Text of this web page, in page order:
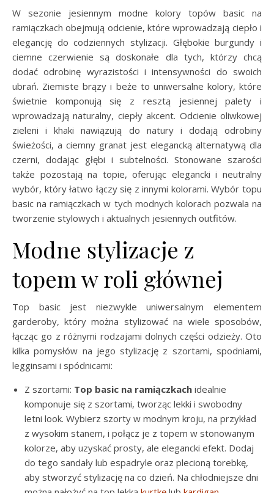
W sezonie jesiennym modne kolory topów basic na
ramiączkach obejmują odcienie, które wprowadzają ciepło i
elegancję do codziennych stylizacji. Głębokie burgundy i
ciemne czerwienie są doskonałe dla tych, którzy chcą
dodać odrobinę wyrazistości i intensywności do swoich
ubrań. Ziemiste brązy i beże to uniwersalne kolory, które
świetnie komponują się z resztą jesiennej palety i
wprowadzają naturalny, ciepły akcent. Odcienie oliwkowej
zieleni i khaki nawiązują do natury i dodają odrobiny
świeżości, a ciemny granat jest elegancką alternatywą dla
czerni, dodając głębi i subtelności. Stonowane szarości
także pozostają na topie, oferując elegancki i neutralny
wybór, który łatwo łączy się z innymi kolorami. Wybór topu
basic na ramiączkach w tych modnych kolorach pozwala na
tworzenie stylowych i aktualnych jesiennych outfitów.
Modne stylizacje z
topem w roli głównej
Top basic jest niezwykle uniwersalnym elementem
garderoby, który można stylizować na wiele sposobów,
łącząc go z różnymi rodzajami dolnych części odzieży. Oto
kilka pomysłów na jego stylizację z szortami, spodniami,
legginsami i spódnicami:
Z szortami: Top basic na ramiączkach idealnie
komponuje się z szortami, tworząc lekki i swobodny
letni look. Wybierz szorty w modnym kroju, na przykład
z wysokim stanem, i połącz je z topem w stonowanym
kolorze, aby uzyskać prosty, ale elegancki efekt. Dodaj
do tego sandały lub espadryle oraz plecioną torebkę,
aby stworzyć stylizację na co dzień. Na chłodniejsze dni